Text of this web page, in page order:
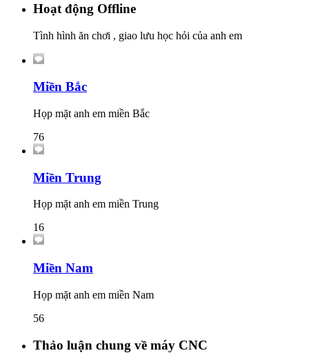
Hoạt động Offline
Tình hình ăn chơi , giao lưu học hỏi của anh em
Miền Bắc
Họp mặt anh em miền Bắc
76
Miền Trung
Họp mặt anh em miền Trung
16
Miền Nam
Họp mặt anh em miền Nam
56
Thảo luận chung về máy CNC